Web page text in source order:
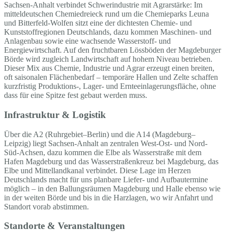
Sachsen-Anhalt verbindet Schwerindustrie mit Agrarstärke: Im
mitteldeutschen Chemiedreieck rund um die Chemieparks Leuna
und Bitterfeld-Wolfen sitzt eine der dichtesten Chemie- und
Kunststoffregionen Deutschlands, dazu kommen Maschinen- und
Anlagenbau sowie eine wachsende Wasserstoff- und
Energiewirtschaft. Auf den fruchtbaren Lössböden der Magdeburger
Börde wird zugleich Landwirtschaft auf hohem Niveau betrieben.
Dieser Mix aus Chemie, Industrie und Agrar erzeugt einen breiten,
oft saisonalen Flächenbedarf – temporäre Hallen und Zelte schaffen
kurzfristig Produktions-, Lager- und Ernteeinlagerungsfläche, ohne
dass für eine Spitze fest gebaut werden muss.
Infrastruktur & Logistik
Über die A2 (Ruhrgebiet–Berlin) und die A14 (Magdeburg–
Leipzig) liegt Sachsen-Anhalt an zentralen West-Ost- und Nord-
Süd-Achsen, dazu kommen die Elbe als Wasserstraße mit dem
Hafen Magdeburg und das Wasserstraßenkreuz bei Magdeburg, das
Elbe und Mittellandkanal verbindet. Diese Lage im Herzen
Deutschlands macht für uns planbare Liefer- und Aufbautermine
möglich – in den Ballungsräumen Magdeburg und Halle ebenso wie
in der weiten Börde und bis in die Harzlagen, wo wir Anfahrt und
Standort vorab abstimmen.
Standorte & Veranstaltungen